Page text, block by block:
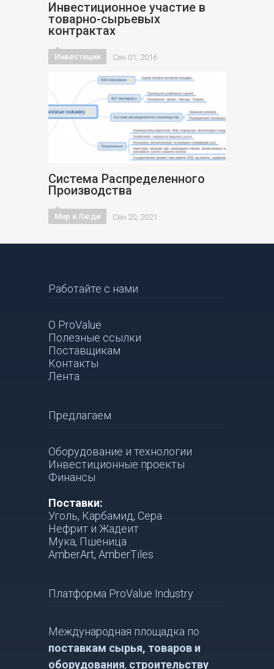
Инвестиционное участие в
товарно-сырьевых
контрактах
Инвестиции Сен 01, 2016
Система Распределенного
Производства
Мир и Люди Сен 20, 2021
Работайте с нами
О ProValue
Полезные ссылки
Поставщикам
Контакты
Лента
Предлагаем
Оборудование и технологии
Инвестиционные проекты
Финансы
Поставки:
Уголь, Карбамид, Сера
Нефрит и Жадеит
Мука, Пшеница
AmberArt, AmberTiles
Платформа ProValue Industry
Международная площадка по
поставкам сырья, товаров и
оборудования, строительству